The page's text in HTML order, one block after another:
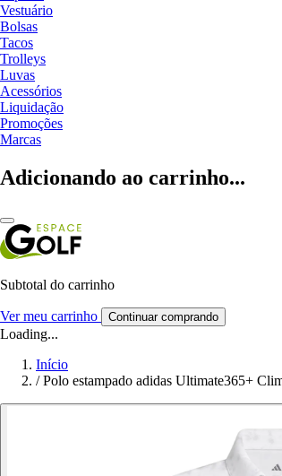
Vestuário
Bolsas
Tacos
Trolleys
Luvas
Acessórios
Liquidação
Promoções
Marcas
Adicionando ao carrinho...
Subtotal do carrinho
Ver meu carrinho Continuar comprando
Loading...
Início
/ Polo estampado adidas Ultimate365+